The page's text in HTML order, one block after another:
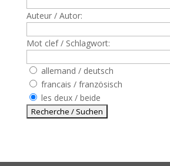
Auteur / Autor:
Mot clef / Schlagwort:
allemand / deutsch
francais / französisch
les deux / beide